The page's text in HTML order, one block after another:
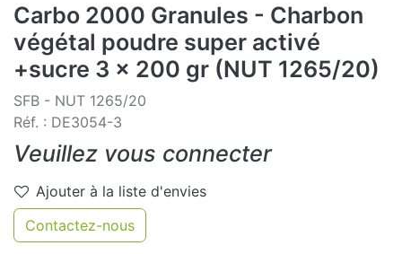
Carbo 2000 Granules - Charbon
végétal poudre super activé
+sucre 3 x 200 gr (NUT 1265/20)
SFB - NUT 1265/20
Réf. : DE3054-3
Veuillez vous connecter
Ajouter à la liste d'envies
Contactez-nous